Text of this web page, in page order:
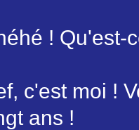
! Qu'est-
c'est moi !
ans !